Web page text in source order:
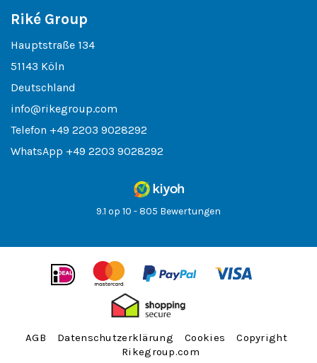
Riké Group
Hauptstraße 134
51143 Köln
Deutschland
info@rikegroup.com
Telefon +49 2203 9028292
WhatsApp +49 2203 9028292
9.1 op 10 - 805 Bewertungen
AGB Datenschutzerklärung Cookies
Copyright
Rikegroup.com